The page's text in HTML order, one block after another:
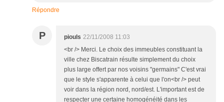
Répondre
P piouls 22/11/2008 11:03
<br /> Merci. Le choix des immeubles constituant la
ville chez Biscatrain résulte simplement du choix
plus large offert par nos voisins "germains" C'est vrai
que le style s'apparente à celui que l'on<br /> peut
voir dans la région nord, nord/est. L'important est de
respecter une certaine homogénéité dans les